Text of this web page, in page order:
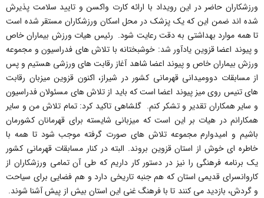
ورزشکاران حاضر در این رویداد با ارائه کارت واکسن و تایید سلامت پذیرش
شده اند ضمن این که یک پزشک در محل اسکان ورزشکاران مستقر شده است
تا همه موارد بهداشتی به دقت رعایت شود. رئیس هیات ورزش بیماران خاص
و پیوند اعضا قزوین یادآور شد: خوشبختانه با تلاش های فدراسیون و مجموعه
ورزش بیماران خاص و پیوند اعضا شاهد آغاز رقابت های ورزشی هستیم و پس
از مسابقات دوومیدانی قهرمانی کشور در شیراز، اکنون قزوین میزبان رقابت
های تنیس روی میز پیوند اعضا است که باید از تلاش های مسئولان فدراسیون
و سایر همکاران تقدیر و تشکر کنم. گلشاهی تاکید کرد: تمام تلاش من و سایر
همکارانم در هیات بر این است که میزبانی شایسته برای قهرمانان کشورمان
باشیم و امیدوارم مجموعه تلاش های صورت گرفته موجب شود تا همه با
خاطره ای خوش از استان قزوین بروند. البته در کنار مسابقات قهرمانی کشور
یک برنامه فرهنگی را نیز در دستور کار داریم که طی آن تمامی ورزشکاران از
کاروانسرای قدیمی استان که هم جنبه تاریخی دارد و هم فضایی برای سیاحت
و گردش، بازدید می کنند تا با فرهنگ غنی این استان بیش از پیش آشنا شوند.